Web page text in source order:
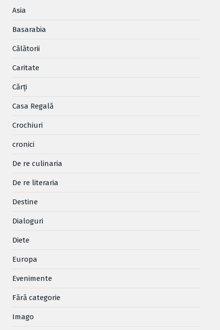
Asia
Basarabia
Cǎlǎtorii
Caritate
Cărţi
Casa Regală
Crochiuri
cronici
De re culinaria
De re literaria
Destine
Dialoguri
Diete
Europa
Evenimente
Fără categorie
Imago